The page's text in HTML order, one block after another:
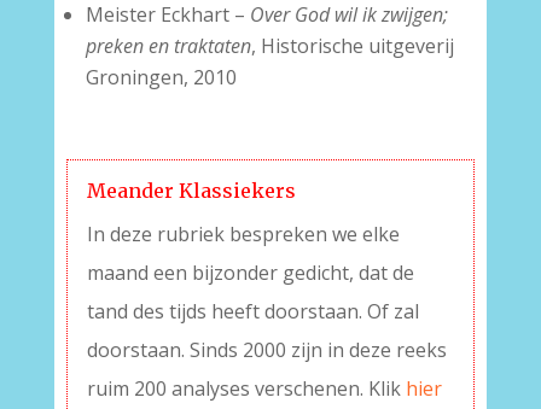
Meister Eckhart – Over God wil ik zwijgen;
preken en traktaten, Historische uitgeverij
Groningen, 2010
Meander Klassiekers
In deze rubriek bespreken we elke
maand een bijzonder gedicht, dat de
tand des tijds heeft doorstaan. Of zal
doorstaan. Sinds 2000 zijn in deze reeks
ruim 200 analyses verschenen. Klik hier